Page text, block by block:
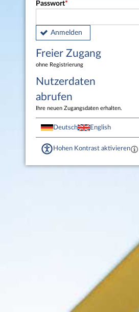
Passwort
Anmelden
Freier Zugang
ohne Registrierung
Nutzerdaten
abrufen
Ihre neuen Zugangsdaten erhalten.
Deutsch English
Hohen Kontrast aktivieren